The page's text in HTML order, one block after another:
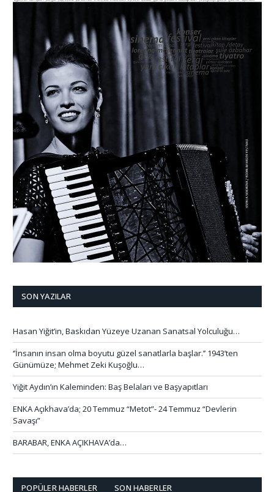
SON YAZILAR
Hasan Yiğit’in, Baskıdan Yüzeye Uzanan Sanatsal Yolculuğu…
‘’İnsanın insan olma boyutu güzel sanatlarla başlar.’’ 1943’ten
Günümüze; Mehmet Zeki Kuşoğlu…
Yiğit Aydın’ın Kaleminden: Baş Belaları ve Başyapıtları
ENKA Açıkhava’da; 20 Temmuz “Metot”- 24 Temmuz “Devlerin
Savaşı”
BARABAR, ENKA AÇIKHAVA’da…
POPÜLER HABERLER SON HABERLER